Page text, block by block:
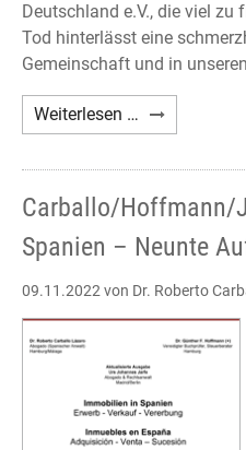
Deutschland e.V., die viel
Tod hinterlässt eine
Gemeinschaft und in
Weiterlesen … Nachruf
Giovanna
D'Urso
Carballo/Hoffmann/
Spanien – Neunte
09.11.2022 von Dr. Roberto